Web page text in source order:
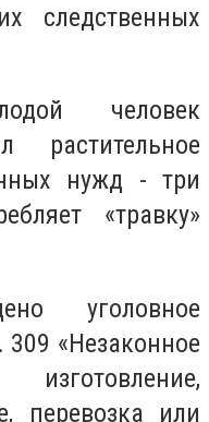
следственных
человек
растительное
нужд - три
«травку»
уголовное
309 «Незаконное
перевозка или